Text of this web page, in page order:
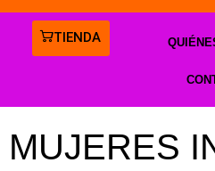
TIENDA
MUJERES